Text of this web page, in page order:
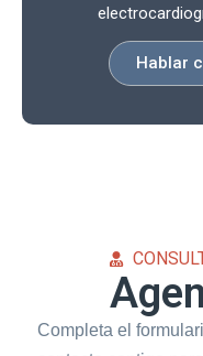
Hablar
Completa el